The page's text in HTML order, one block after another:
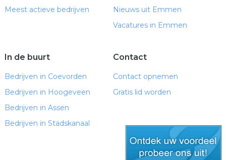
Meest actieve bedrijven
Nieuws uit Emmen
Vacatures in Emmen
In de buurt
Bedrijven in Coevorden
Bedrijven in Hoogeveen
Bedrijven in Assen
Bedrijven in Stadskanaal
Contact
Contact opnemen
Gratis lid worden